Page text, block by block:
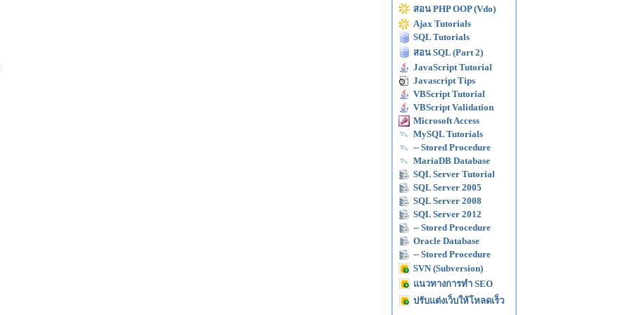
สอน PHP OOP (Vdo)
Ajax Tutorials
SQL Tutorials
สอน SQL (Part 2)
JavaScript Tutorial
Javascript Tips
VBScript Tutorial
VBScript Validation
Microsoft Access
MySQL Tutorials
-- Stored Procedure
MariaDB Database
SQL Server Tutorial
SQL Server 2005
SQL Server 2008
SQL Server 2012
-- Stored Procedure
Oracle Database
-- Stored Procedure
SVN (Subversion)
แนวทางการทำ SEO
ปรับแต่งเว็บให้โหลดเร็ว